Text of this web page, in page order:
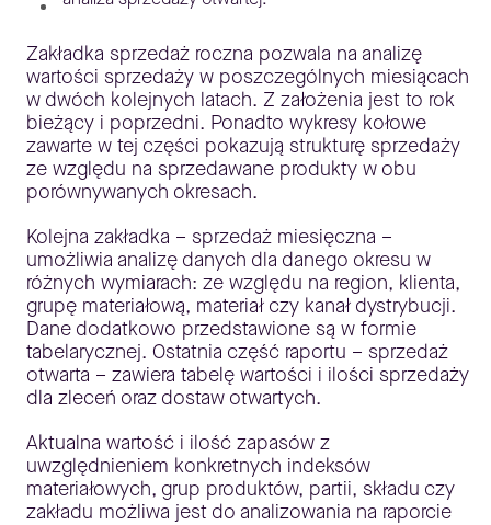
Zakładka sprzedaż roczna pozwala na analizę
wartości sprzedaży w poszczególnych miesiącach
w dwóch kolejnych latach. Z założenia jest to rok
bieżący i poprzedni. Ponadto wykresy kołowe
zawarte w tej części pokazują strukturę sprzedaży
ze względu na sprzedawane produkty w obu
porównywanych okresach.
Kolejna zakładka – sprzedaż miesięczna –
umożliwia analizę danych dla danego okresu w
różnych wymiarach: ze względu na region, klienta,
grupę materiałową, materiał czy kanał dystrybucji.
Dane dodatkowo przedstawione są w formie
tabelarycznej. Ostatnia część raportu – sprzedaż
otwarta – zawiera tabelę wartości i ilości sprzedaży
dla zleceń oraz dostaw otwartych.
Aktualna wartość i ilość zapasów z
uwzględnieniem konkretnych indeksów
materiałowych, grup produktów, partii, składu czy
zakładu możliwa jest do analizowania na raporcie